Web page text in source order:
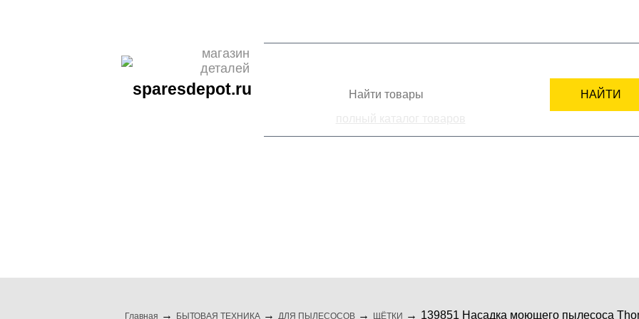
магазин
деталей
sparesdepot.ru
НАЙТИ
Главная БЫТОВАЯ ТЕХНИКА ДЛЯ ПЫЛЕСОСОВ ЩЁТКИ 139851 Насадка моющего пылесоса